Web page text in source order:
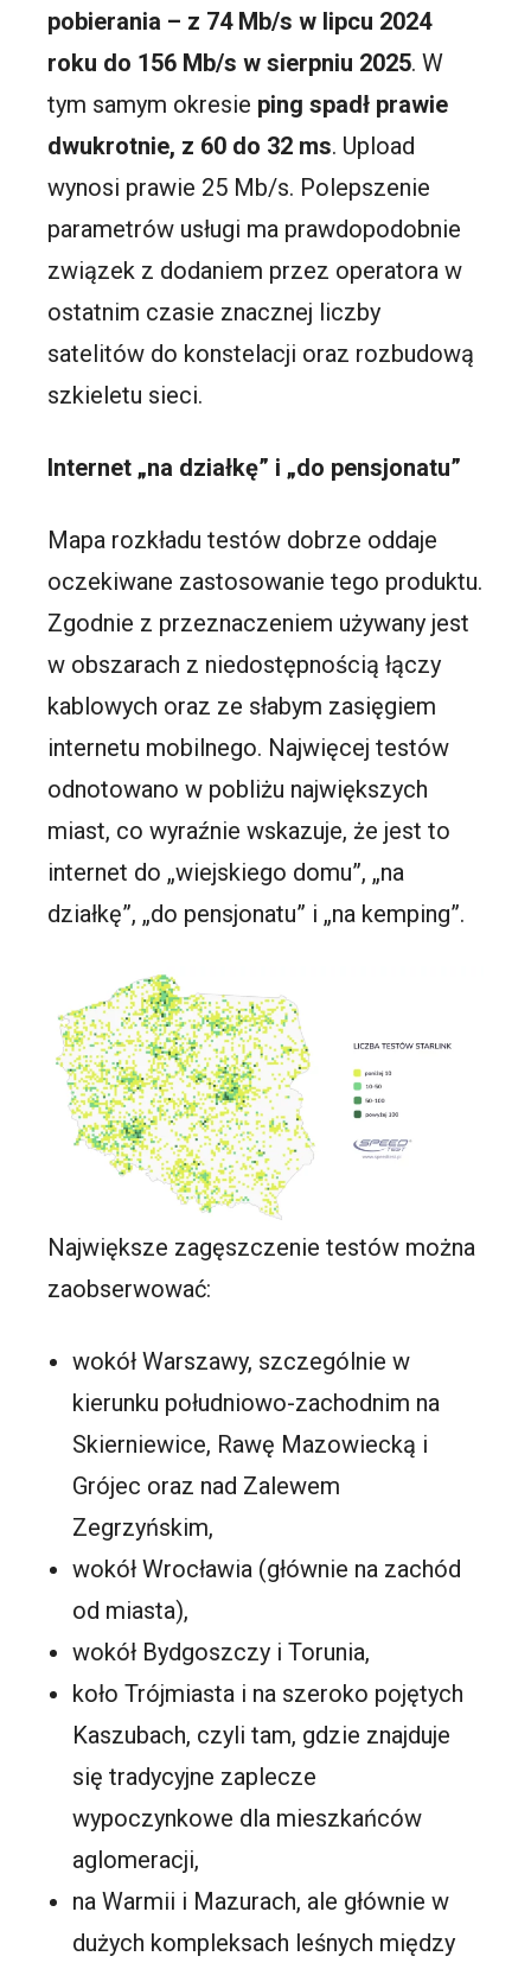
pobierania – z 74 Mb/s w lipcu 2024
roku do 156 Mb/s w sierpniu 2025. W
tym samym okresie ping spadł prawie
dwukrotnie, z 60 do 32 ms. Upload
wynosi prawie 25 Mb/s. Polepszenie
parametrów usługi ma prawdopodobnie
związek z dodaniem przez operatora w
ostatnim czasie znacznej liczby
satelitów do konstelacji oraz rozbudową
szkieletu sieci.
Internet „na działkę” i „do pensjonatu”
Mapa rozkładu testów dobrze oddaje
oczekiwane zastosowanie tego produktu.
Zgodnie z przeznaczeniem używany jest
w obszarach z niedostępnością łączy
kablowych oraz ze słabym zasięgiem
internetu mobilnego. Najwięcej testów
odnotowano w pobliżu największych
miast, co wyraźnie wskazuje, że jest to
internet do „wiejskiego domu”, „na
działkę”, „do pensjonatu” i „na kemping”.
Największe zagęszczenie testów można
zaobserwować:
wokół Warszawy, szczególnie w
kierunku południowo-zachodnim na
Skierniewice, Rawę Mazowiecką i
Grójec oraz nad Zalewem
Zegrzyńskim,
wokół Wrocławia (głównie na zachód
od miasta),
wokół Bydgoszczy i Torunia,
koło Trójmiasta i na szeroko pojętych
Kaszubach, czyli tam, gdzie znajduje
się tradycyjne zaplecze
wypoczynkowe dla mieszkańców
aglomeracji,
na Warmii i Mazurach, ale głównie w
dużych kompleksach leśnych między